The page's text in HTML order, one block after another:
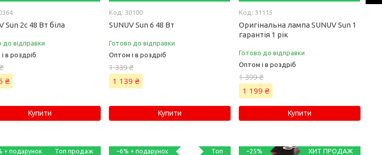
Sun 2c 48 Вт біла
до відправки
в роздріб
₴
Купити
30100
SUNUV Sun 6 48 Вт
Готово до відправки
Оптом і в роздріб
1 339 ₴
1 139 ₴
Купити
31115
Оригінальна лампа SUNUV Sun 1
гарантія 1 рік
Готово до відправки
Оптом і в роздріб
1 399 ₴
1 199 ₴
Купити
Топ продаж –6% Топ –25% ХИТ ПРОДАЖ